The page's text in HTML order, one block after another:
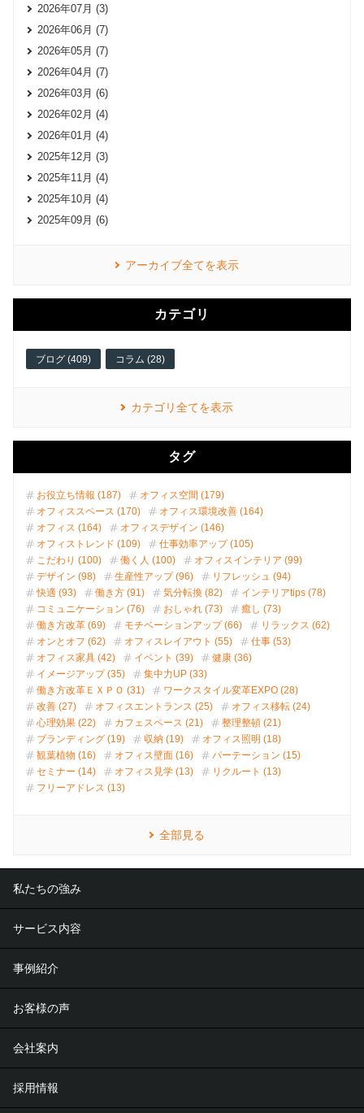
2026年07月 (3)
2026年06月 (7)
2026年05月 (7)
2026年04月 (7)
2026年03月 (6)
2026年02月 (4)
2026年01月 (4)
2025年12月 (3)
2025年11月 (4)
2025年10月 (4)
2025年09月 (6)
アーカイブ全てを表示
カテゴリ
ブログ (409) コラム (28)
カテゴリ全てを表示
タグ
お役立ち情報 (187)
オフィス空間 (179)
オフィススペース (170)
オフィス環境改善 (164)
オフィス (164)
オフィスデザイン (146)
オフィストレンド (109)
仕事効率アップ (105)
こだわり (100)
働く人 (100)
オフィスインテリア (99)
デザイン (98)
生産性アップ (96)
リフレッシュ (94)
快適 (93)
働き方 (91) 気分転換 (82)
インテリアtips (78)
コミュニケーション (76)
おしゃれ (73)
癒し (73)
働き方改革 (69)
モチベーションアップ (66)
リラックス (62)
オンとオフ (62)
オフィスレイアウト (55)
仕事 (53)
オフィス家具 (42)
イベント (39)
健康 (36)
イメージアップ (35)
集中力UP (33)
働き方改革ＥＸＰＯ (31)
ワークスタイル変革EXPO (28)
改善 (27)
オフィスエントランス (25)
オフィス移転 (24)
心理効果 (22)
カフェスペース (21)
整理整頓 (21)
ブランディング (19)
収納 (19)
オフィス照明 (18)
観葉植物 (16)
オフィス壁面 (16)
パーテーション (15)
セミナー (14)
オフィス見学 (13)
リクルート (13)
フリーアドレス (13)
全部見る
私たちの強み
サービス内容
事例紹介
お客様の声
会社案内
採用情報